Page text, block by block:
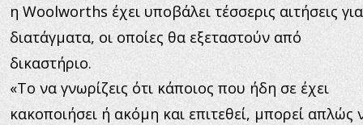
η Woolworths έχει υποβάλει τέσσερις αιτήσεις
διατάγματα, οι οποίες θα εξεταστούν από
δικαστήριο.
«Το να γνωρίζεις ότι κάποιος που ήδη σε έχει
κακοποιήσει ή ακόμη και επιτεθεί, μπορεί απλώς